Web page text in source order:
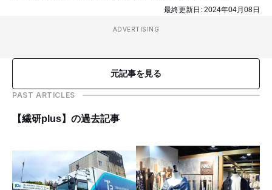
最終更新日: 2024年04月08日
ADVERTISING
元記事を見る
PAST ARTICLES
【繊研plus】の過去記事